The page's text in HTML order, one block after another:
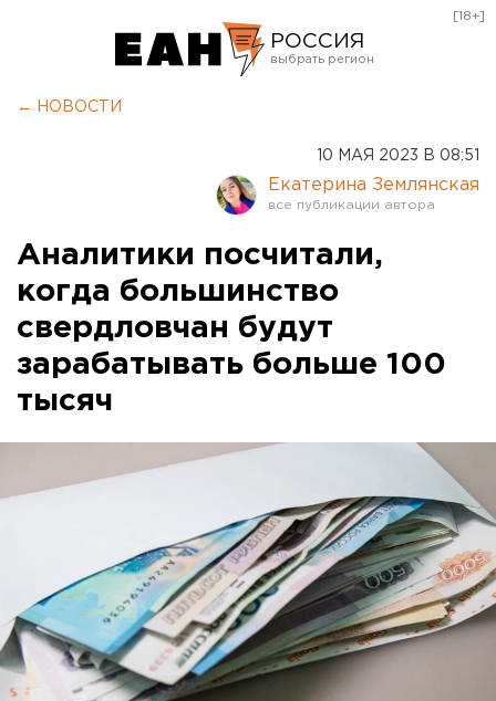
РОССИЯ
Оренбург
[18+]
← НОВОСТИ
10 МАЯ 2023 В 08:51
Екатерина Землянская
Аналитики посчитали,
когда большинство
свердловчан будут
зарабатывать больше 100
тысяч